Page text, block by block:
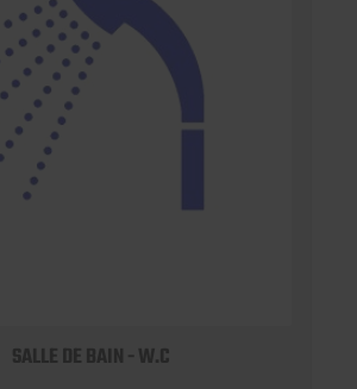
SALLE DE BAIN - W.C